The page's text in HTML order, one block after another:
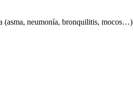
(asma, neumonía, bronquilitis, mocos…)